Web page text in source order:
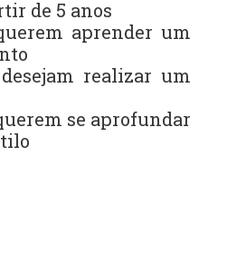
de 5 anos
aprender um
realizar um
se aprofundar